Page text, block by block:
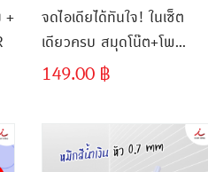
+
จดไอเดียได้ทันใจ! ในเซ็ต
เดียวครบ สมุดโน๊ต+โพ
ทอิท+ปากกา พร้อมเสิร์ฟ
149.00 ฿